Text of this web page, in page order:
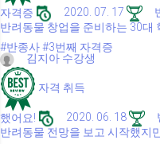
자격증 2020. 07. 17
반려동물 창업을 준비하는 30대
#반종사#3번째 자격증
김지아 수강생
자격 취득
했어요! 2020. 06. 18
반려동물 전망을 보고 시작했지